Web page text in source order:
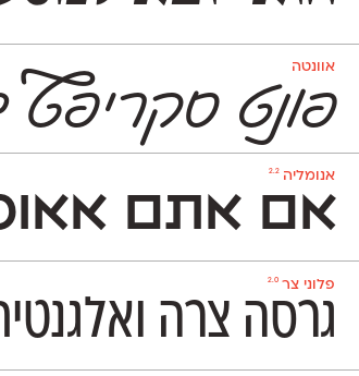
אוונטה
פונט סקריפט
אנומליה2.2
אם אתם
פלוני צר2.0
גרסה צרה